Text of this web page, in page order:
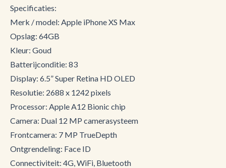
Specificaties:
Merk / model: Apple iPhone XS Max
Opslag: 64GB
Kleur: Goud
Batterijconditie: 83
Display: 6.5” Super Retina HD OLED
Resolutie: 2688 x 1242 pixels
Processor: Apple A12 Bionic chip
Camera: Dual 12 MP camerasysteem
Frontcamera: 7 MP TrueDepth
Ontgrendeling: Face ID
Connectiviteit: 4G, WiFi, Bluetooth